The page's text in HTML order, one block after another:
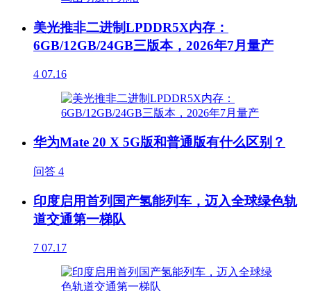
美光推非二进制LPDDR5X内存：
6GB/12GB/24GB三版本，2026年7月量产
4 07.16
华为Mate 20 X 5G版和普通版有什么区别？
问答 4
印度启用首列国产氢能列车，迈入全球绿色轨
道交通第一梯队
7 07.17